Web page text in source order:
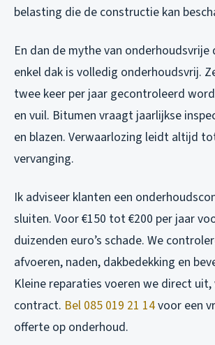
belasting die de constructie kan
En dan de mythe van onderhoudsvrije
enkel dak is volledig onderhoudsvrij.
twee keer per jaar gecontroleerd
en vuil. Bitumen vraagt jaarlijkse
en blazen. Verwaarlozing leidt altijd
vervanging.
Ik adviseer klanten een
sluiten. Voor €150 tot €200 per jaar
duizenden euro’s schade. We
afvoeren, naden, dakbedekking en
Kleine reparaties voeren we direct uit,
contract. Bel 085 019 21 14voor een
offerte op onderhoud.